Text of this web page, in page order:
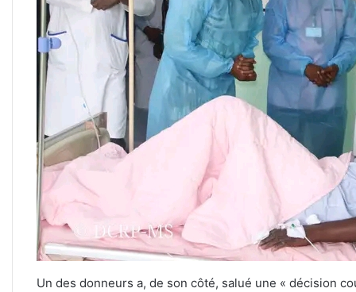
Un des donneurs a, de son côté, salué une « décision